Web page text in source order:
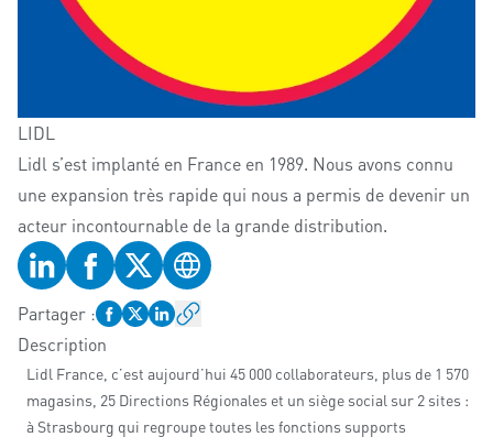
LIDL
Lidl s’est implanté en France en 1989. Nous avons connu
une expansion très rapide qui nous a permis de devenir un
acteur incontournable de la grande distribution.
Profil LinkedIn
Profil Facebook
Profil Twitter
Site web
Partager :
Description
Lidl France, c’est aujourd’hui 45 000 collaborateurs, plus de 1 570
magasins, 25 Directions Régionales et un siège social sur 2 sites :
à Strasbourg qui regroupe toutes les fonctions supports